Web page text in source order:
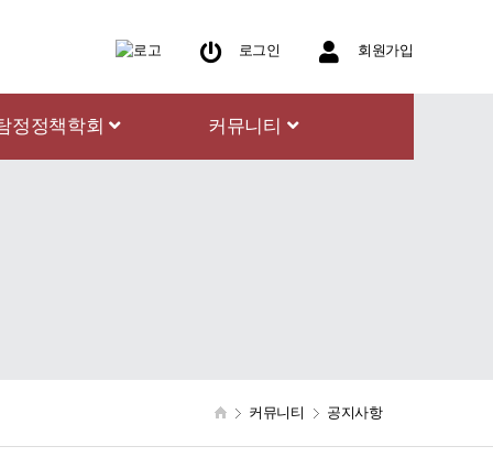
로그인 회원가입
정정책학회 커뮤니티
커뮤니티 공지사항